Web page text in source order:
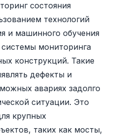
состояния
технологий
и машинного обучения
мониторинга
конструкций. Такие
дефекты и
авариях задолго
ситуации. Это
крупных
таких как мосты,